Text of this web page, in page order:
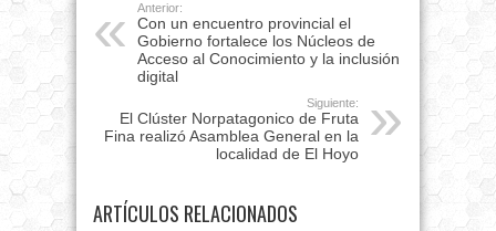
Anterior:
Con un encuentro provincial el
Gobierno fortalece los Núcleos de
Acceso al Conocimiento y la inclusión
digital
Siguiente:
El Clúster Norpatagonico de Fruta
Fina realizó Asamblea General en la
localidad de El Hoyo
ARTÍCULOS RELACIONADOS